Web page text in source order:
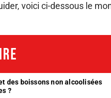
voici ci-dessous le
des boissons non alcoolisées
?